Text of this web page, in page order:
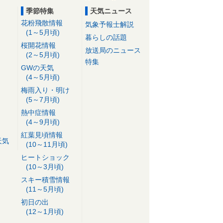
気
季節特集
花粉飛散情報
(1～5月頃)
桜開花情報
(2～5月頃)
GWの天気
(4～5月頃)
梅雨入り・明け
(5～7月頃)
熱中症情報
(4～9月頃)
紅葉見頃情報
(10～11月頃)
ヒートショック
(10～3月頃)
スキー積雪情報
(11～5月頃)
初日の出
(12～1月頃)
天気ニュース
気象予報士解説
暮らしの話題
放送局のニュース
特集